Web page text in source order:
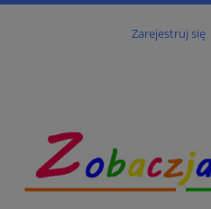
Zarejestruj się